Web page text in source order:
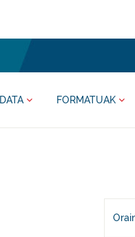
DATA FORMATUAK